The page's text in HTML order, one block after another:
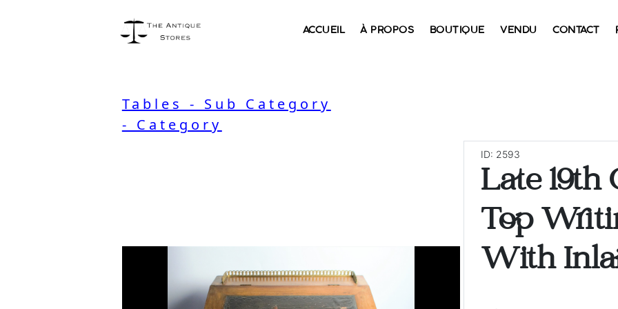
ACCUEIL À PROPOS BOUTIQUE VENDU CONTACT
Tables - Sub Category
- Category
ID: 2593
Late
Top
With